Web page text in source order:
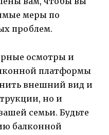
меры по
проблем.
осмотры и
платформы
внешний вид и
но и
семьи. Будьте
балконной